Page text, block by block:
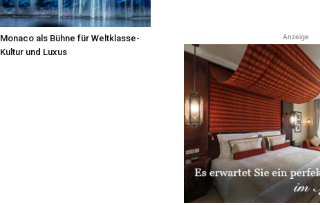
Monaco als Bühne für Weltklasse-
Kultur und Luxus
Anzeige